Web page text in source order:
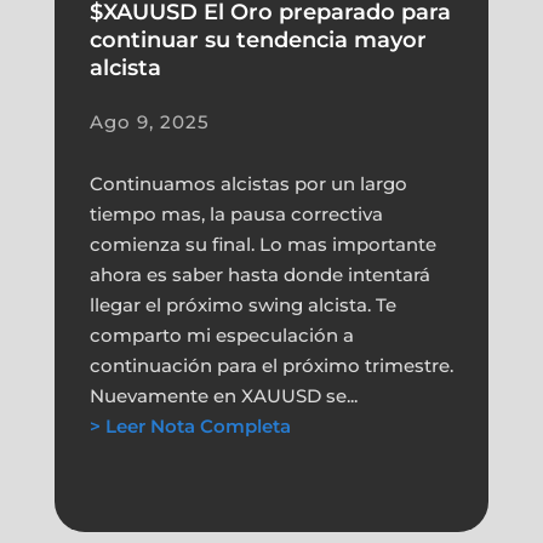
$XAUUSD El Oro preparado para
continuar su tendencia mayor
alcista
Ago 9, 2025
Continuamos alcistas por un largo
tiempo mas, la pausa correctiva
comienza su final. Lo mas importante
ahora es saber hasta donde intentará
llegar el próximo swing alcista. Te
comparto mi especulación a
continuación para el próximo trimestre.
Nuevamente en XAUUSD se...
> Leer Nota Completa